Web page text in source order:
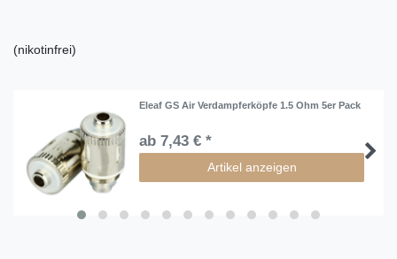
(nikotinfrei)
Eleaf GS Air Verdampferköpfe 1.5 Ohm 5er Pack
ab 7,43 € *
Artikel anzeigen